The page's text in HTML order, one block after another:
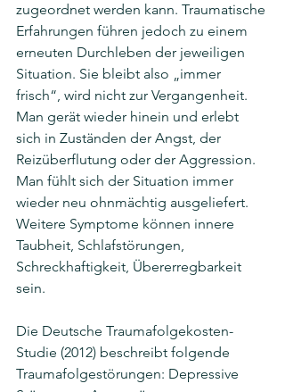
zugeordnet werden kann. Traumatische
Erfahrungen führen jedoch zu einem
erneuten Durchleben der jeweiligen
Situation. Sie bleibt also „immer
frisch“, wird nicht zur Vergangenheit.
Man gerät wieder hinein und erlebt
sich in Zuständen der Angst, der
Reizüberflutung oder der Aggression.
Man fühlt sich der Situation immer
wieder neu ohnmächtig ausgeliefert.
Weitere Symptome können innere
Taubheit, Schlafstörungen,
Schreckhaftigkeit, Übererregbarkeit
sein.
Die Deutsche Traumafolgekosten-
Studie (2012) beschreibt folgende
Traumafolgestörungen: Depressive